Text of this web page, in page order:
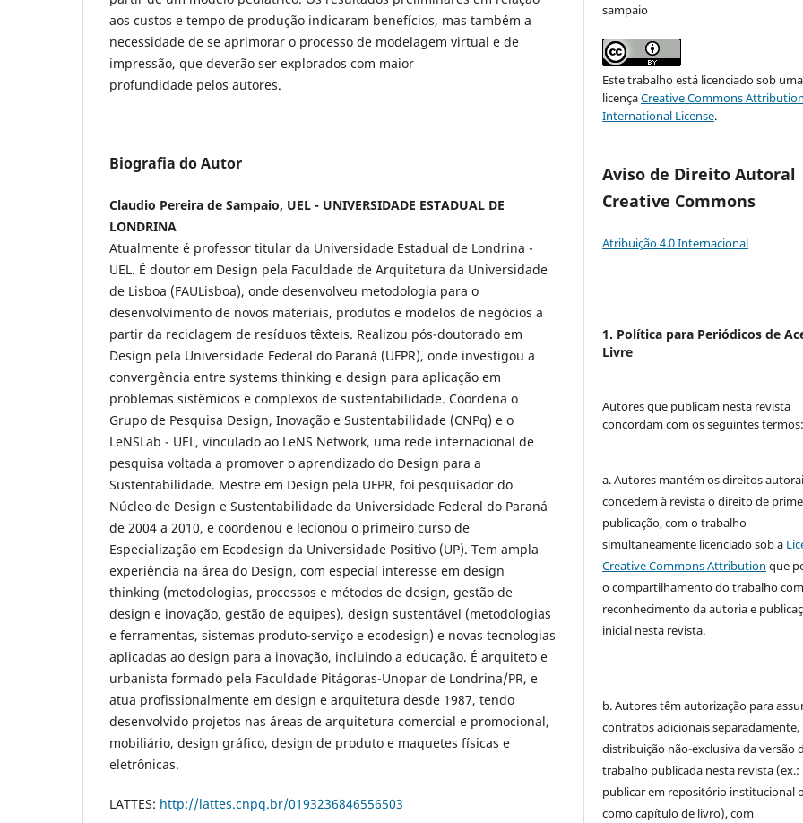
aos custos e tempo de produção indicaram benefícios, mas também a
necessidade de se aprimorar o processo de modelagem virtual e de
impressão, que deverão ser explorados com maior
profundidade pelos autores.
Biografia do Autor
Claudio Pereira de Sampaio, UEL - UNIVERSIDADE ESTADUAL DE
LONDRINA
Atualmente é professor titular da Universidade Estadual de Londrina -
UEL. É doutor em Design pela Faculdade de Arquitetura da Universidade
de Lisboa (FAULisboa), onde desenvolveu metodologia para o
desenvolvimento de novos materiais, produtos e modelos de negócios a
partir da reciclagem de resíduos têxteis. Realizou pós-doutorado em
Design pela Universidade Federal do Paraná (UFPR), onde investigou a
convergência entre systems thinking e design para aplicação em
problemas sistêmicos e complexos de sustentabilidade. Coordena o
Grupo de Pesquisa Design, Inovação e Sustentabilidade (CNPq) e o
LeNSLab - UEL, vinculado ao LeNS Network, uma rede internacional de
pesquisa voltada a promover o aprendizado do Design para a
Sustentabilidade. Mestre em Design pela UFPR, foi pesquisador do
Núcleo de Design e Sustentabilidade da Universidade Federal do Paraná
de 2004 a 2010, e coordenou e lecionou o primeiro curso de
Especialização em Ecodesign da Universidade Positivo (UP). Tem ampla
experiência na área do Design, com especial interesse em design
thinking (metodologias, processos e métodos de design, gestão de
design e inovação, gestão de equipes), design sustentável (metodologias
e ferramentas, sistemas produto-serviço e ecodesign) e novas tecnologias
aplicadas ao design para a inovação, incluindo a educação. É arquiteto e
urbanista formado pela Faculdade Pitágoras-Unopar de Londrina/PR, e
atua profissionalmente em design e arquitetura desde 1987, tendo
desenvolvido projetos nas áreas de arquitetura comercial e promocional,
mobiliário, design gráfico, design de produto e maquetes físicas e
eletrônicas.
LATTES: http://lattes.cnpq.br/0193236846556503
sampaio
Este trabalho está licenciado sob uma
licençaCreative Commons
International License.
Aviso de Direito Autoral
Creative Commons
Atribuição 4.0 Internacional
1. Política para Periódicos de
Livre
Autores que publicam nesta revista
concordam com os seguintes
a. Autores mantém os direitos
concedem à revista o direito de
publicação, com o trabalho
simultaneamente licenciado sob a
Creative Commons Attribution que
o compartilhamento do trabalho
reconhecimento da autoria e
inicial nesta revista.
b. Autores têm autorização para
contratos adicionais separadamente,
distribuição não-exclusiva da versão
trabalho publicada nesta revista (ex.:
publicar em repositório institucional
como capítulo de livro), com